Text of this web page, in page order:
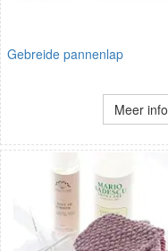
Gebreide pannenlap
Meer info